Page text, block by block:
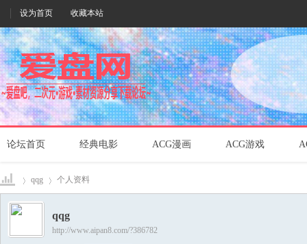
设为首页 收藏本站
论坛首页 经典电影 ACG漫画 ACG游戏
爱盘›
qqg
›
个人资料
qqg
http://www.aipan8.com/?386782